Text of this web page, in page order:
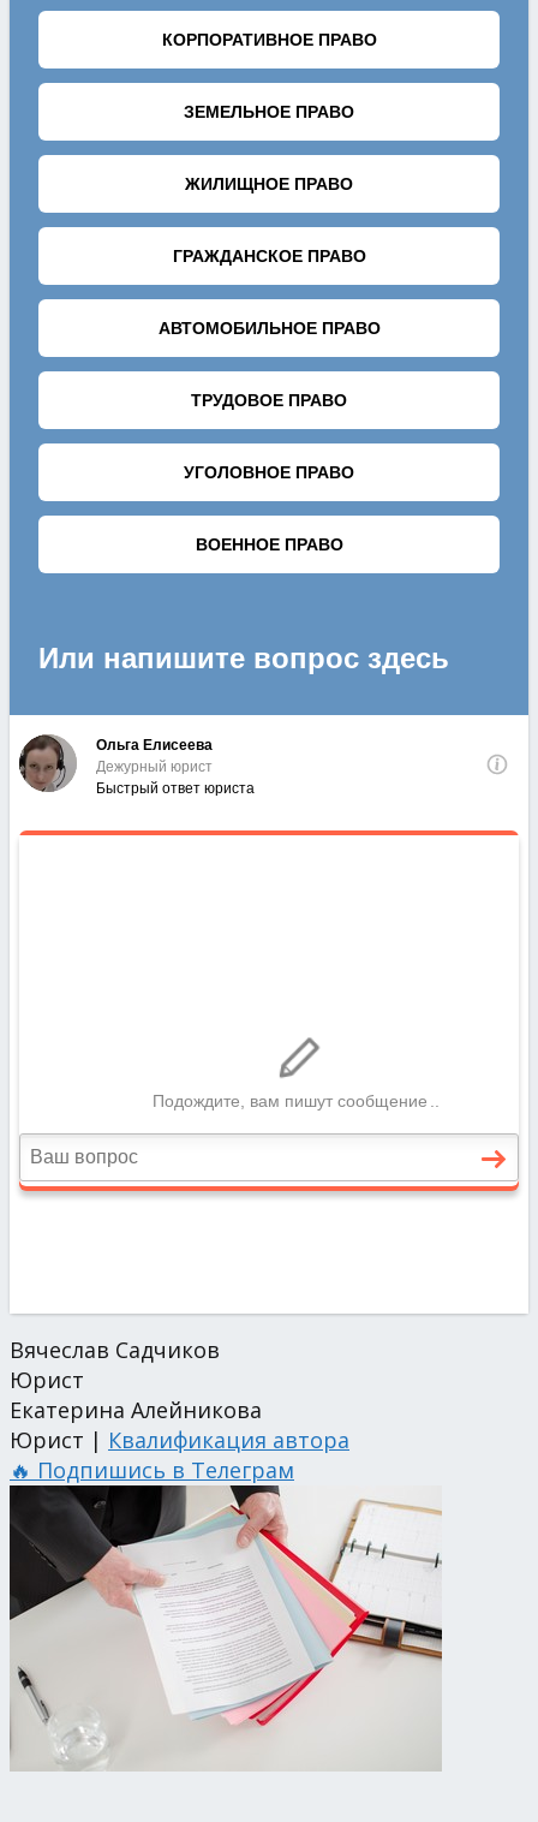
Вячеслав Садчиков
Юрист
Екатерина Алейникова
Юрист | Квалификация автора
🔥 Подпишись в Телеграм